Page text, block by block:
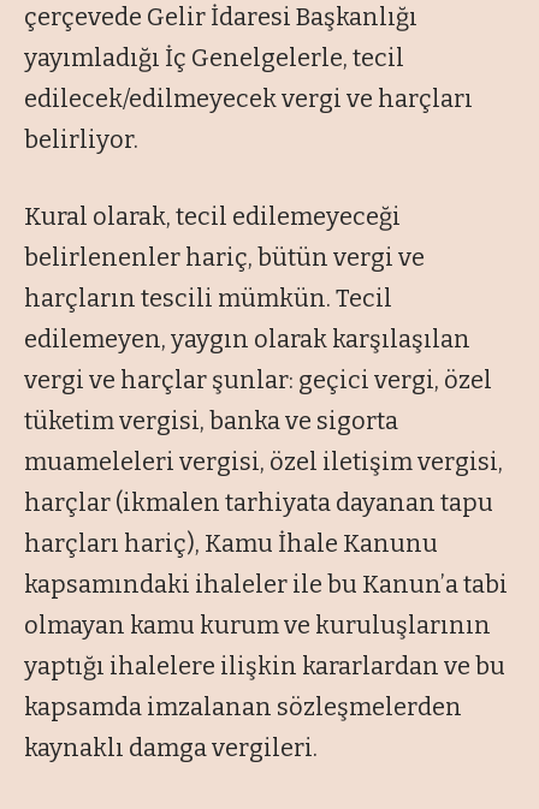
çerçevede Gelir İdaresi Başkanlığı
yayımladığı İç Genelgelerle, tecil
edilecek/edilmeyecek vergi ve harçları
belirliyor.
Kural olarak, tecil edilemeyeceği
belirlenenler hariç, bütün vergi ve
harçların tescili mümkün. Tecil
edilemeyen, yaygın olarak karşılaşılan
vergi ve harçlar şunlar: geçici vergi, özel
tüketim vergisi, banka ve sigorta
muameleleri vergisi, özel iletişim vergisi,
harçlar (ikmalen tarhiyata dayanan tapu
harçları hariç), Kamu İhale Kanunu
kapsamındaki ihaleler ile bu Kanun’a tabi
olmayan kamu kurum ve kuruluşlarının
yaptığı ihalelere ilişkin kararlardan ve bu
kapsamda imzalanan sözleşmelerden
kaynaklı damga vergileri.